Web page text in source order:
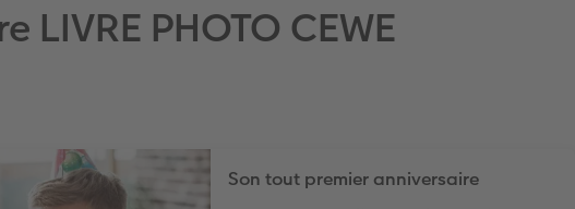
PHOTO CEWE
Son tout premier anniversaire